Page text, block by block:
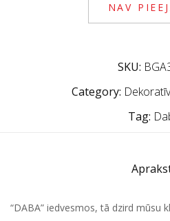
NAV
SKU:
Category:
Tag:
“DABA” iedvesmos, tā dzird mūsu